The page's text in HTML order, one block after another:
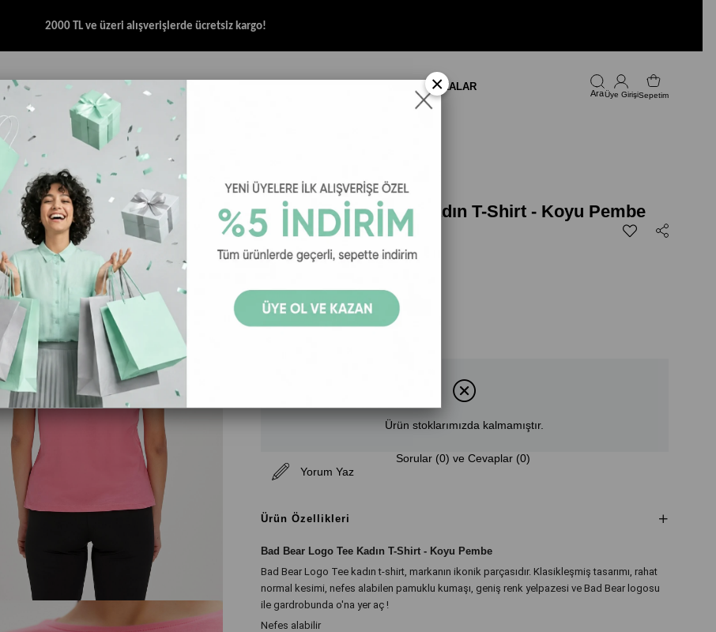
2000 TL ve üzeri alışverişlerde ücretsiz kargo!
& SANDALET AKSESUAR HALAT & İP SANDALET MARKALAR
Üye GirişiSepetim
T-Shirt Bad Bear Logo Tee Kadın T-Shirt - Koyu Pembe
Bad Bear Logo Tee Kadın T-Shirt - Koyu Pembe
Bad Bear Logo Tee Kadın T-Shirt
Koyu Pembe
Ürün stoklarımızda kalmamıştır.
Yorum Yaz
Sorular (0) ve Cevaplar (0)
Ürün Özellikleri
Bad Bear Logo Tee Kadın T-Shirt - Koyu Pembe
Bad Bear Logo Tee kadın t-shirt, markanın ikonik parçasıdır. Klasikleşmiş tasarımı, rahat
normal kesimi, nefes alabilen pamuklu kumaşı, geniş renk yelpazesi ve Bad Bear logosu
ile gardrobunda o'na yer aç !
Nefes alabilir
×